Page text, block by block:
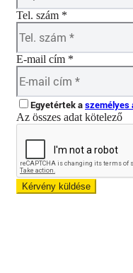
Tel. szám *
E-mail cím *
Egyetértek aszemélyes
Az összes adat kötelező
Kérvény küldése